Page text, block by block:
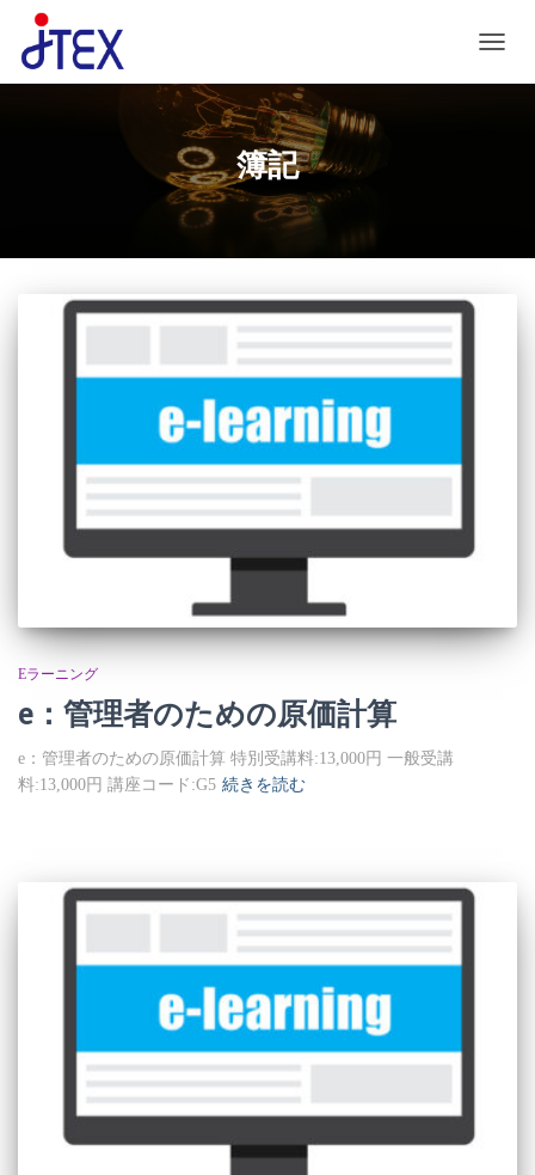
簿記
Eラーニング
e：管理者のための原価計算
e：管理者のための原価計算 特別受講料:13,000円 一般受講
料:13,000円 講座コード:G5 続きを読む